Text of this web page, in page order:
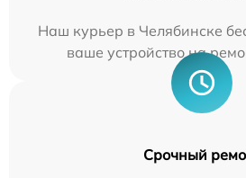
Наш курьер в Челябинске
ваше устройство на
Срочный